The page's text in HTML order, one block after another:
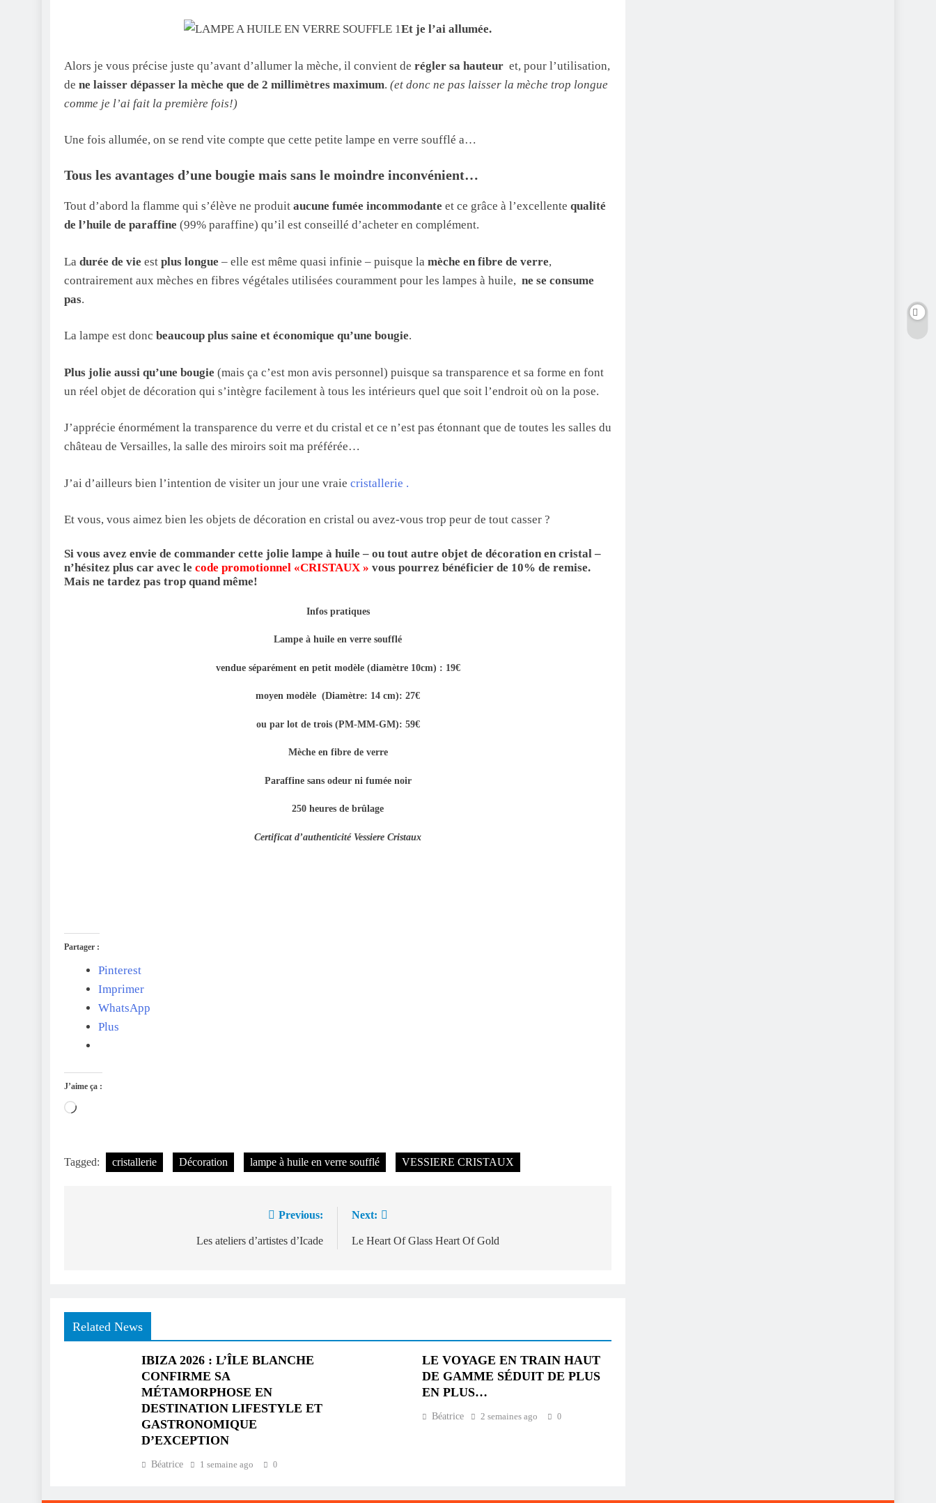
Et je l’ai allumée.
Alors je vous précise juste qu’avant d’allumer la mèche, il convient de régler sa hauteur et, pour l’utilisation,
de ne laisser dépasser la mèche que de 2 millimètres maximum. (et donc ne pas laisser la mèche trop longue
comme je l’ai fait la première fois!)
Une fois allumée, on se rend vite compte que cette petite lampe en verre soufflé a…
Tous les avantages d’une bougie mais sans le moindre inconvénient…
Tout d’abord la flamme qui s’élève ne produit aucune fumée incommodante et ce grâce à l’excellente qualité
de l’huile de paraffine (99% paraffine) qu’il est conseillé d’acheter en complément.
La durée de vie est plus longue – elle est même quasi infinie – puisque la mèche en fibre de verre,
contrairement aux mèches en fibres végétales utilisées couramment pour les lampes à huile, ne se consume
pas.
La lampe est donc beaucoup plus saine et économique qu’une bougie.
Plus jolie aussi qu’une bougie (mais ça c’est mon avis personnel) puisque sa transparence et sa forme en font
un réel objet de décoration qui s’intègre facilement à tous les intérieurs quel que soit l’endroit où on la pose.
J’apprécie énormément la transparence du verre et du cristal et ce n’est pas étonnant que de toutes les salles du
château de Versailles, la salle des miroirs soit ma préférée…
J’ai d’ailleurs bien l’intention de visiter un jour une vraie cristallerie .
Et vous, vous aimez bien les objets de décoration en cristal ou avez-vous trop peur de tout casser ?
Si vous avez envie de commander cette jolie lampe à huile – ou tout autre objet de décoration en cristal –
n’hésitez plus car avec le code promotionnel «CRISTAUX » vous pourrez bénéficier de 10% de remise.
Mais ne tardez pas trop quand même!
Infos pratiques
Lampe à huile en verre soufflé
vendue séparément en petit modèle (diamètre 10cm) : 19€
moyen modèle (Diamètre: 14 cm): 27€
ou par lot de trois (PM-MM-GM): 59€
Mèche en fibre de verre
Paraffine sans odeur ni fumée noir
250 heures de brûlage
Certificat d’authenticité Vessiere Cristaux
Partager :
Pinterest
Imprimer
WhatsApp
Plus
J’aime ça :
Chargement…
Tagged: cristallerie Décoration lampe à huile en verre soufflé VESSIERE CRISTAUX
Previous:
Les ateliers d’artistes d’Icade
Next:
Le Heart Of Glass Heart Of Gold
Related News
IBIZA 2026 : L’ÎLE BLANCHE
CONFIRME SA
MÉTAMORPHOSE EN
DESTINATION LIFESTYLE ET
GASTRONOMIQUE
D’EXCEPTION
Béatrice 1 semaine ago 0
LE VOYAGE EN TRAIN HAUT
DE GAMME SÉDUIT DE PLUS
EN PLUS…
Béatrice 2 semaines ago 0